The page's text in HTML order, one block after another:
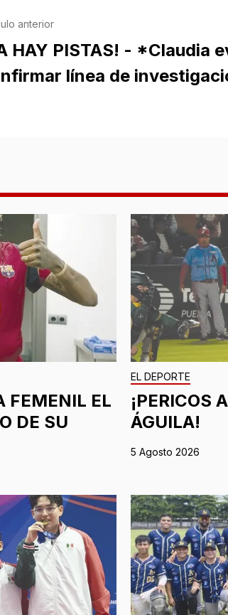
anterior
HAY PISTAS! - *Claudia
línea de
FEMENIL EL
DE SU
EL DEPORTE
¡PERICOS
ÁGUILA!
5 Agosto 2026